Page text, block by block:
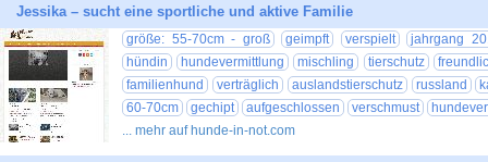
Jessika – sucht eine sportliche und aktive Familie
größe: 55-70cm - groß geimpft verspielt
jahrgang
hündin
hundevermittlung mischling tierschutz
familienhund
verträglich auslandstierschutz russland
60-70cm
gechipt aufgeschlossen verschmust
... mehr auf hunde-in-not.com